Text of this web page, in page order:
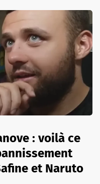
: voilà ce
et Naruto